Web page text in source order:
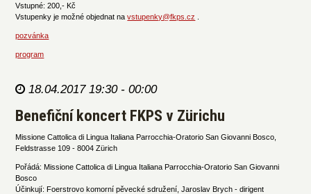
Vstupné: 200,- Kč
Vstupenky je možné objednat navstupenky@fkps.cz
pozvánka
program
18.04.2017 19:30 - 00:00
Benefiční koncert FKPS v Zürichu
Missione Cattolica di Lingua Italiana Parrocchia-Oratorio San Giovanni Bosco,
Feldstrasse 109 - 8004 Zürich
Pořádá: Missione Cattolica di Lingua Italiana Parrocchia-Oratorio San Giovanni
Bosco
Účinkují: Foerstrovo komorní pěvecké sdružení, Jaroslav Brych - dirigent